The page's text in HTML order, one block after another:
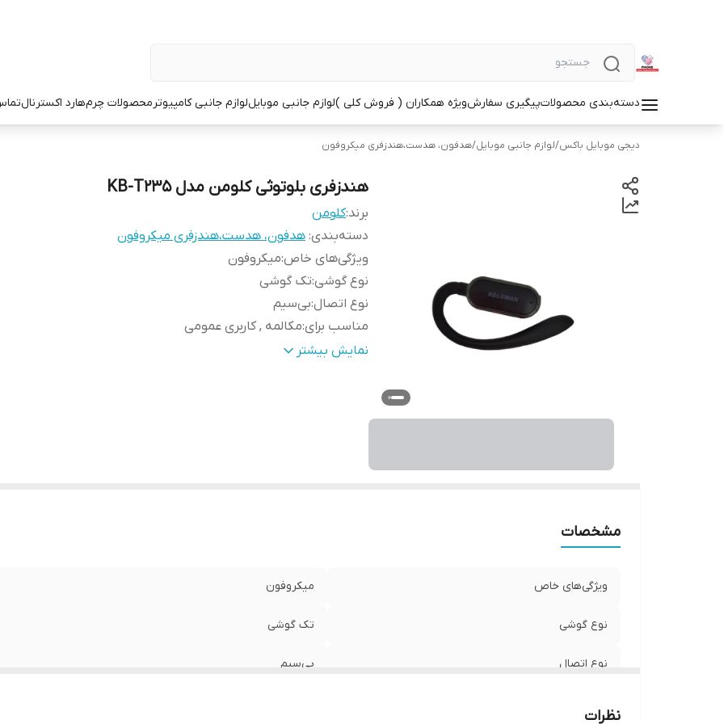
دسته‌بندی محصولاتپیگیری سفارشویژه همکاران ( فروش کلی )لوازم جانبی موبایللوازم جانبی کامپیوترمحصولات چرمهارد اکسترنال
دیجی موبایل باکس/لوازم جانبی موبایل/هدفون، هدست،هندزفری میکروفون
هندزفری بلوتوثی کلومن مدل KB-T235
برند:کلومن
دسته‌بندی: هدفون، هدست،هندزفری میکروفون
ویژگی‌های خاص:میکروفون
نوع گوشی:تک گوشی
نوع اتصال:بی‌سیم
مناسب برای:مکالمه , کاربری عمومی
رنگ:مشکی
نمایش بیشتر
مشخصات
ویژگی‌های خاص میکروفون
نوع گوشی تک گوشی
نوع اتصال بی‌سیم
نظرات